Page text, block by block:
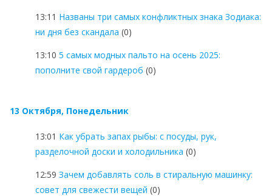
13:11 Названы три самых конфликтных знака Зодиака:
ни дня без скандала (0)
13:10 5 самых модных пальто на осень 2025:
пополните свой гардероб (0)
13 Октября, Понедельник
13:01 Как убрать запах рыбы: с посуды, рук,
разделочной доски и холодильника (0)
12:59 Зачем добавлять соль в стиральную машинку:
совет для свежести вещей (0)